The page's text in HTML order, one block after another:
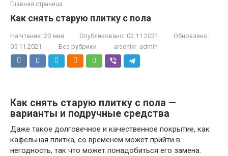
Главная страница
Как снять старую плитку с пола
На чтение: 20 мин Опубликовано: 02.11.2021
Обновлено:
05.11.2021
Без рубрики arsenikr_admin
Как снять старую плитку с пола —
варианты и подручные средства
Даже такое долговечное и качественное покрытие, как
кафельная плитка, со временем может прийти в
негодность, так что может понадобиться его замена.